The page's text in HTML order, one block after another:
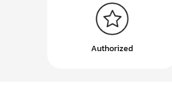
Authorized